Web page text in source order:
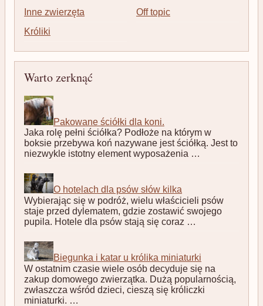
Inne zwierzęta
Króliki
Off topic
Warto zerknąć
Pakowane ściółki dla koni.
Jaka rolę pełni ściółka? Podłoże na którym w
boksie przebywa koń nazywane jest ściółką. Jest to
niezwykle istotny element wyposażenia …
O hotelach dla psów słów kilka
Wybierając się w podróż, wielu właścicieli psów
staje przed dylematem, gdzie zostawić swojego
pupila. Hotele dla psów stają się coraz …
Biegunka i katar u królika miniaturki
W ostatnim czasie wiele osób decyduje się na
zakup domowego zwierzątka. Dużą popularnością,
zwłaszcza wśród dzieci, cieszą się króliczki
miniaturki. …